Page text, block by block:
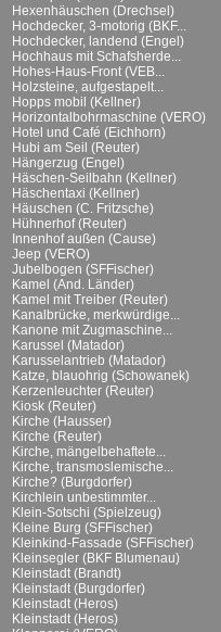
Hexenhäuschen (Drechsel)
Hochdecker, 3-motorig (BKF...
Hochdecker, landend (Engel)
Hochhaus mit Schafsherde...
Hohes-Haus-Front (VEB...
Holzsteine, aufgestapelt...
Hopps mobil (Kellner)
Horizontalbohrmaschine (VERO)
Hotel und Café (Eichhorn)
Hubi am Seil (Reuter)
Hängerzug (Engel)
Häschen-Seilbahn (Kellner)
Häschentaxi (Kellner)
Häuschen (C. Fritzsche)
Hühnerhof (Reuter)
Innenhof außen (Cause)
Jeep (VERO)
Jubelbogen (SFFischer)
Kamel (And. Länder)
Kamel mit Treiber (Reuter)
Kanalbrücke, merkwürdige...
Kanone mit Zugmaschine...
Karussel (Matador)
Karusselantrieb (Matador)
Katze, blauohrig (Schowanek)
Kerzenleuchter (Reuter)
Kiosk (Reuter)
Kirche (Hausser)
Kirche (Reuter)
Kirche, mängelbehaftete...
Kirche, transmoslemische...
Kirche? (Burgdorfer)
Kirchlein unbestimmter...
Klein-Sotschi (Spielzeug)
Kleine Burg (SFFischer)
Kleinkind-Fassade (SFFischer)
Kleinsegler (BKF Blumenau)
Kleinstadt (Brandt)
Kleinstadt (Burgdorfer)
Kleinstadt (Heros)
Kleinstadt (Heros)